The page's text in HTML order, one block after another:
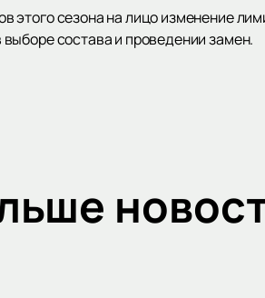
этого сезона на лицо изменение
состава и проведении замен.